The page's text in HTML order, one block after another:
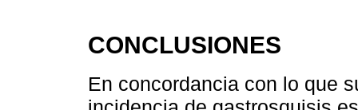
CONCLUSIONES
En concordancia con lo que